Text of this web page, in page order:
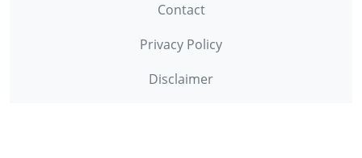
Contact
Privacy Policy
Disclaimer